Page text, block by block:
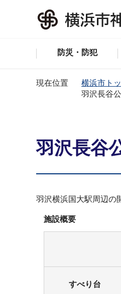
防災・防犯
現在位置 横浜市ト
羽沢長谷
羽沢長谷
羽沢横浜国大駅周辺の
施設概要
すべり台